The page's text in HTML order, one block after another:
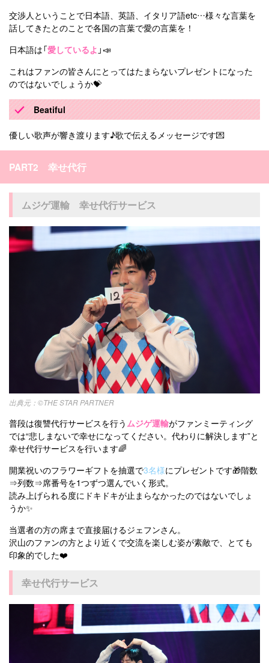
交渉人ということで日本語、英語、イタリア語etc…様々な言葉を
話してきたとのことで各国の言葉で愛の言葉を！
日本語は「愛しているよ 」📣
これはファンの皆さんにとってはたまらないプレゼントになった
のではないでしょうか💝
Beatiful
優しい歌声が響き渡ります♪歌で伝えるメッセージです💌
PART2 幸せ代行
ムジゲ運輸 幸せ代行サービス
©THE STAR PARTNER
普段は復讐代行サービスを行う ムジゲ運輸がファンミーティング
では“悲しまないで幸せになってください。代わりに解決します”と
幸せ代行サービスを行います🌈
開業祝いのフラワーギフトを抽選で3名様にプレゼントです🎁階数
⇒列数⇒席番号を1つずつ選んでいく形式。
読み上げられる度にドキドキが止まらなかったのではないでしょ
うか✨
当選者の方の席まで直接届けるジェフンさん。
沢山のファンの方とより近くで交流を楽しむ姿が素敵で、とても
印象的でした❤️
幸せ代行サービス